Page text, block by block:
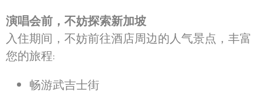
演唱会前，不妨探索新加坡
入住期间，不妨前往酒店周边的人气景点，丰富
您的旅程:
畅游武吉士街